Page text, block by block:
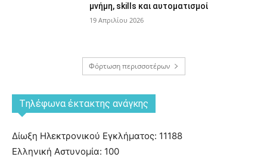
μνήμη, skills και αυτοματισμοί
19 Απριλίου 2026
Φόρτωση περισσοτέρων
Tηλέφωνα έκτακτης ανάγκης
Δίωξη Ηλεκτρονικού Εγκλήματος: 11188
Ελληνική Αστυνομία: 100